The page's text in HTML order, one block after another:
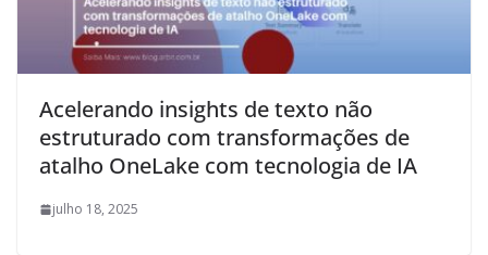
Acelerando insights de texto não
estruturado com transformações de
atalho OneLake com tecnologia de IA
julho 18, 2025